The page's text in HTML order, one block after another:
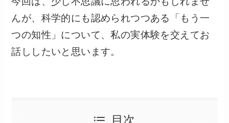
んが、科学的にも認められつつある「もう一
つの知性」について、私の実体験を交えてお
話ししたいと思います。
目次